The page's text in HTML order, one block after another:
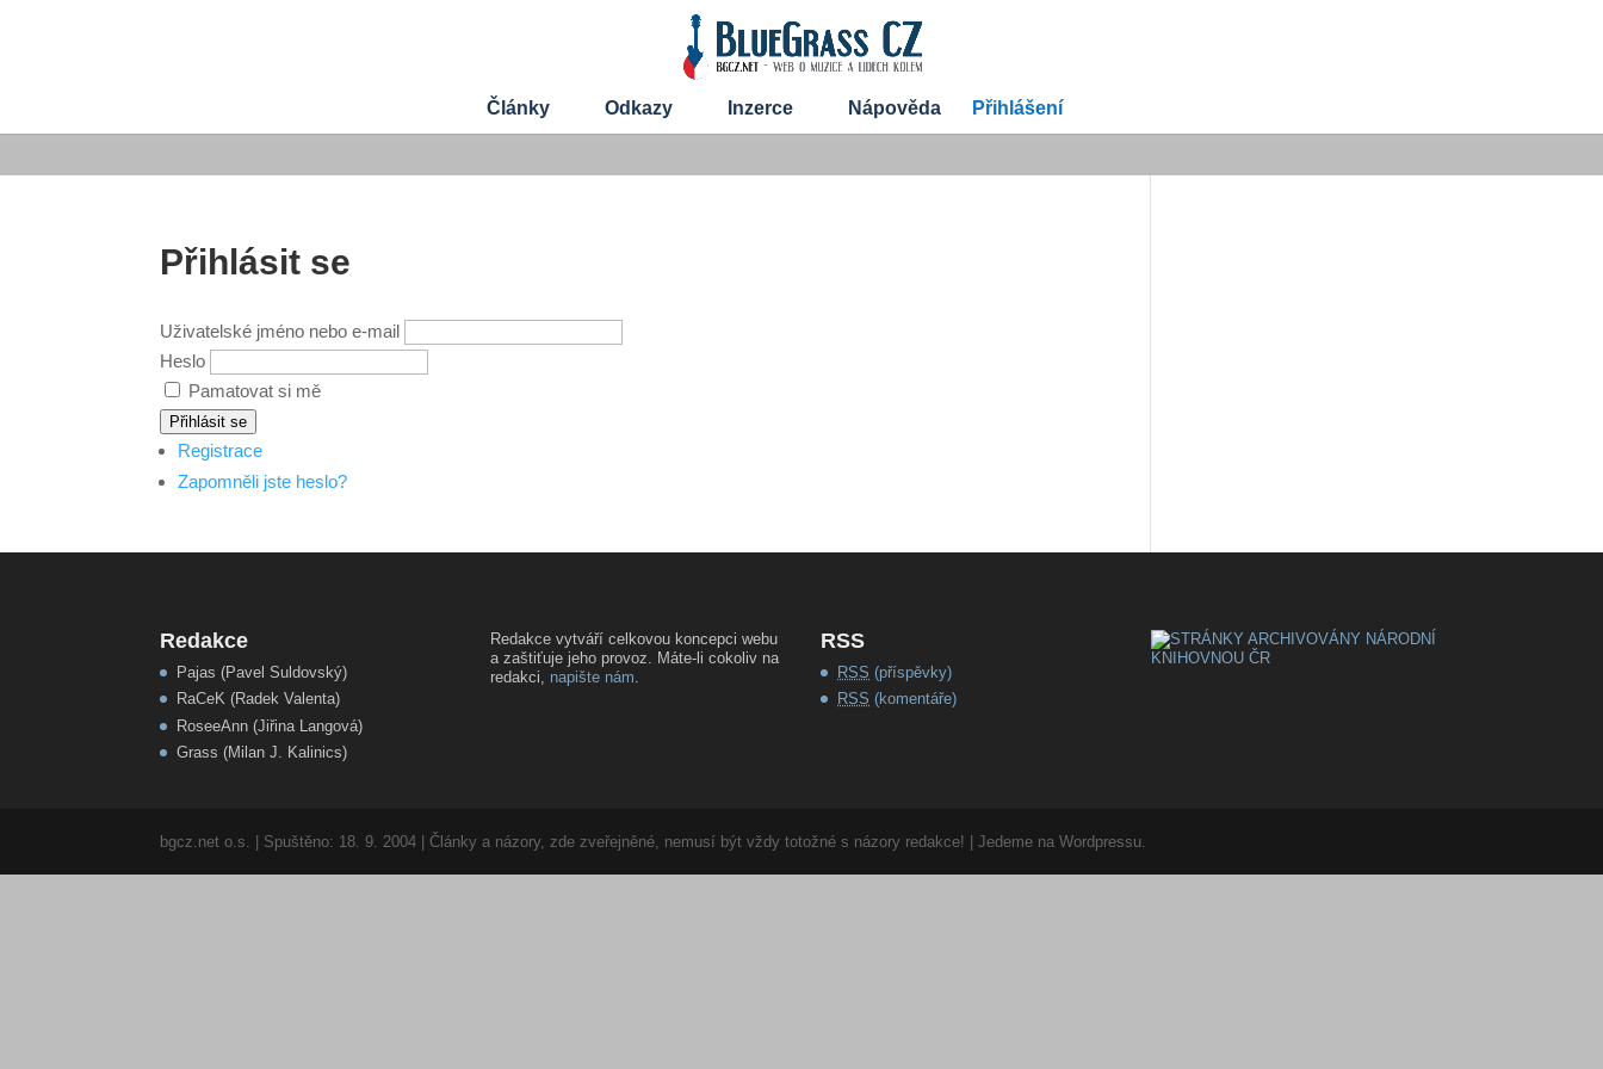
Články Odkazy Inzerce Nápověda Přihlášení
Přihlásit se
Uživatelské jméno nebo e-mail
Heslo
Pamatovat si mě
Přihlásit se
Registrace
Zapomněli jste heslo?
Redakce
Pajas (Pavel Suldovský)
RaCeK (Radek Valenta)
RoseeAnn (Jiřina Langová)
Grass (Milan J. Kalinics)
Redakce vytváří celkovou koncepci webu
a zaštiťuje jeho provoz. Máte-li cokoliv na
redakci, napište nám.
RSS
RSS(příspěvky)
RSS(komentáře)
bgcz.net o.s. | Spuštěno: 18. 9. 2004 | Články a názory, zde zveřejněné, nemusí být vždy totožné s názory redakce! | Jedeme na Wordpressu.